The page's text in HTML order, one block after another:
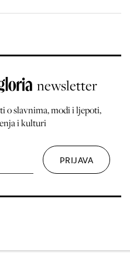
newsletter
o slavnima, modi i ljepoti,
i kulturi